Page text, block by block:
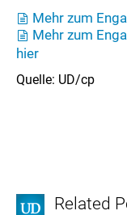
Mehr zum
Mehr zum
hier
Quelle: UD/cp
Related